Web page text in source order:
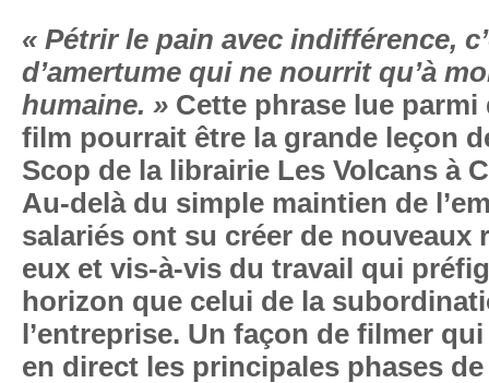
« Pétrir le pain avec indifférence,
d’amertume qui ne nourrit qu’à
humaine. » Cette phrase lue parmi
film pourrait être la grande leçon
Scop de la librairie Les Volcans à
Au-delà du simple maintien de
salariés ont su créer de nouveaux
eux et vis-à-vis du travail qui
horizon que celui de la
l’entreprise. Un façon de filmer
en direct les principales phases